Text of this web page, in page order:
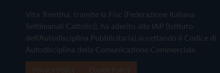
Vita Trentina, tramite la Fisc (Federazione Italiana
Settimanali Cattolici), ha aderito allo IAP (Istituto
dell'Autodisciplina Pubblicitaria) accettando il Codice di
Autodisciplina della Comunicazione Commerciale